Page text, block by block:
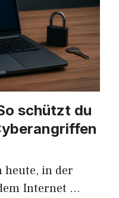
schützt du
heute, in der
Internet …